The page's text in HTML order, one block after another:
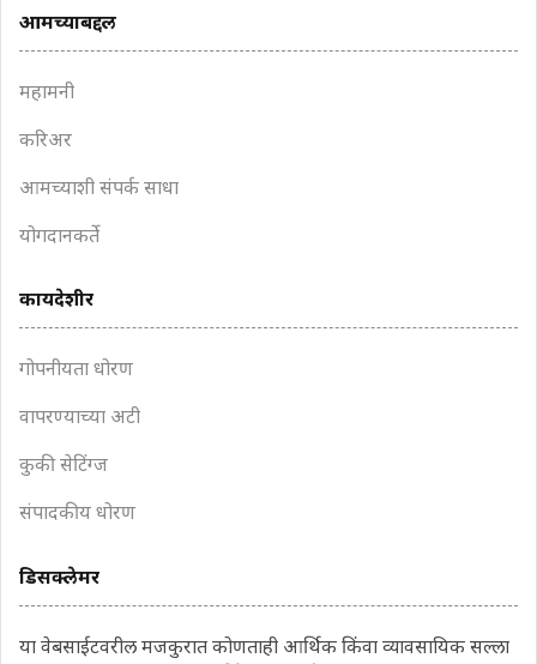
आमच्याबद्दल
महामनी
करिअर
आमच्याशी संपर्क साधा
योगदानकर्ते
कायदेशीर
गोपनीयता धोरण
वापरण्याच्या अटी
कुकी सेटिंग्ज
संपादकीय धोरण
डिसक्लेमर
या वेबसाईटवरील मजकुरात कोणताही आर्थिक किंवा व्यावसायिक सल्ला